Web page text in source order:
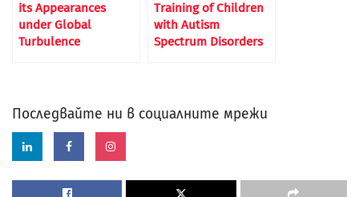
its Appearances
under Global
Turbulence
Training of Children
with Autism
Spectrum Disorders
Последвайте ни в социалните мрежи